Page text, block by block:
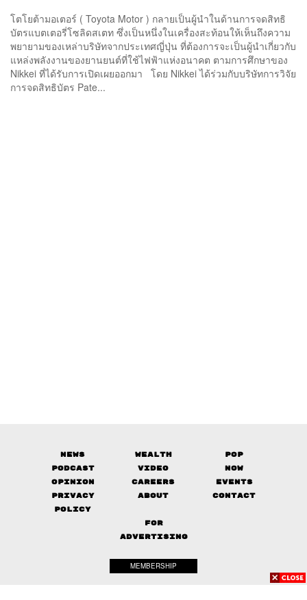
โตโยต้ามอเตอร์ ( Toyota Motor ) กลายเป็นผู้นำในด้านการจดสิทธิ
บัตรแบตเตอรี่โซลิดสเตท ซึ่งเป็นหนึ่งในเครื่องสะท้อนให้เห็นถึงความ
พยายามของเหล่าบริษัทจากประเทศญี่ปุ่น ที่ต้องการจะเป็นผู้นำเกี่ยวกับ
แหล่งพลังงานของยานยนต์ที่ใช้ไฟฟ้าแห่งอนาคต ตามการศึกษาของ
Nikkei ที่ได้รับการเปิดเผยออกมา โดย Nikkei ได้ร่วมกับบริษัทการวิจัย
การจดสิทธิบัตร Pate...
News Wealth
Pop
Podcast
Video
Now
Opinion
Careers
Events
Privacy
Policy
About Contact
FOR
ADVERTISING
MEMBERSHIP